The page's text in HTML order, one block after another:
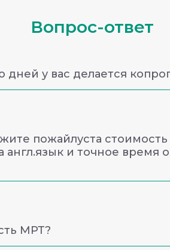
Вопрос-ответ
дней у вас делается
пожайлуста
англ.язык и точное время
МРТ?